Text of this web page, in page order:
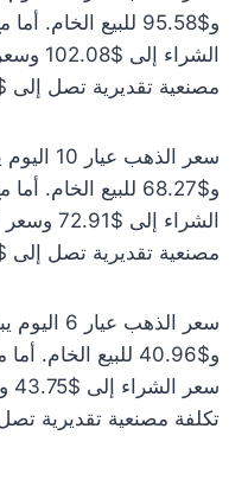
و$95.58 للبيع
مصنعية تقديرية تصل إلى
و$68.27 للبيع
مصنعية تقديرية تصل إلى
و$40.96 للبيع
تكلفة مصنعية تقديرية تصل